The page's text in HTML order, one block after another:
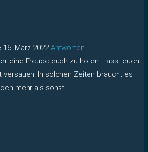
16. März 2022 Antworten
eine Freude euch zu hören. Lasst euch
versauen! In solchen Zeiten braucht es
mehr als sonst.